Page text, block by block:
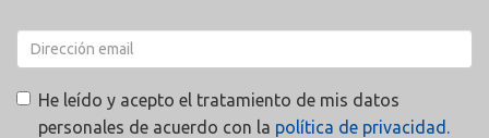
He leído y acepto el tratamiento de mis datos
personales de acuerdo con la política de privacidad.